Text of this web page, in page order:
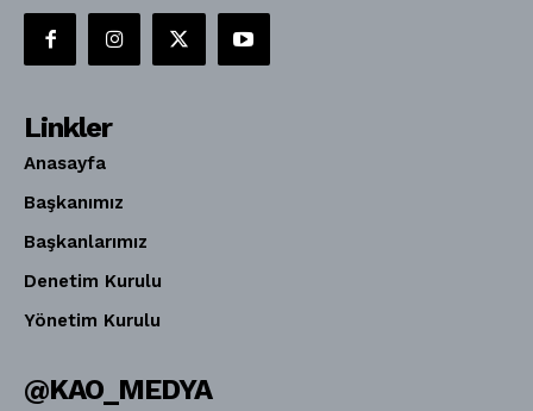
Linkler
Anasayfa
Başkanımız
Başkanlarımız
Denetim Kurulu
Yönetim Kurulu
@KAO_MEDYA